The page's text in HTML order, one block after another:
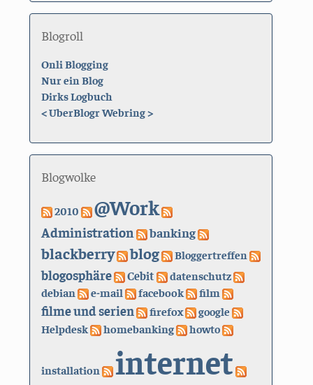
Blogroll
Onli Blogging
Nur ein Blog
Dirks Logbuch
<UberBlogr Webring>
Blogwolke
2010 @Work
Administration banking
blackberry blog Bloggertreffen
blogosphäre Cebit datenschutz
debian e-mail facebook film
filme und serien firefox
google
Helpdesk
homebanking howto
installation internet